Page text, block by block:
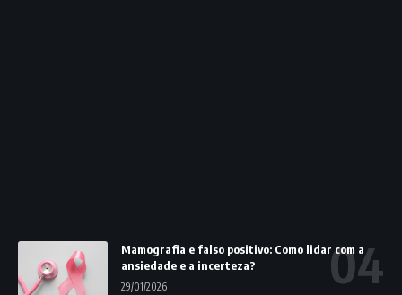
Mamografia e falso positivo: Como lidar com a
ansiedade e a incerteza?
29/01/2026